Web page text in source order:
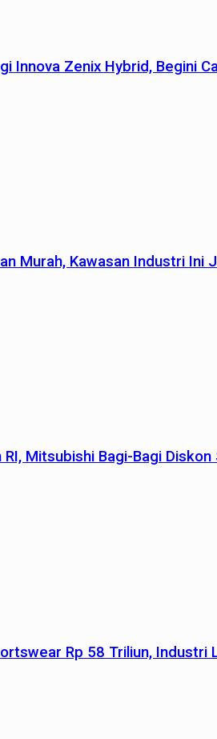
Innova Zenix Hybrid, Begini
Murah, Kawasan Industri Ini
Mitsubishi Bagi-Bagi
Rp 58 Triliun, Industri